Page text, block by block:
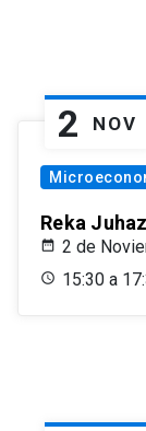
2 NOV
Reka
2 de
15:30 a